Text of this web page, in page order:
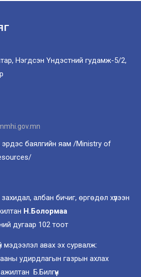
Нэгдсэн Үндэстний гудамж-5/2,
эрдэс баялгийн яам /Ministry of
албан бичиг, өргөдөл хүлээн
Н.Болормаа
дугаар 102 тоот
мэдээлэл авах эх сурвалж:
удирдлагын газрын ахлах
ажилтан Б.Билгүүн